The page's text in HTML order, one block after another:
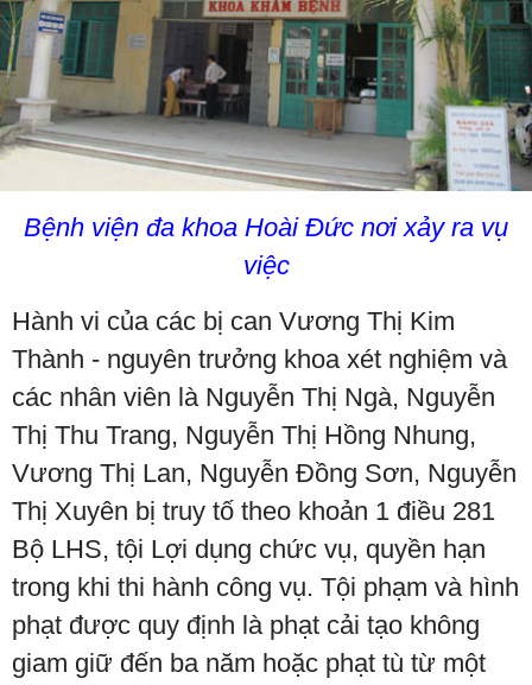
Bệnh viện đa khoa Hoài Đức nơi xảy ra vụ
việc
Hành vi của các bị can Vương Thị Kim
Thành - nguyên trưởng khoa xét nghiệm và
các nhân viên là Nguyễn Thị Ngà, Nguyễn
Thị Thu Trang, Nguyễn Thị Hồng Nhung,
Vương Thị Lan, Nguyễn Đồng Sơn, Nguyễn
Thị Xuyên bị truy tố theo khoản 1 điều 281
Bộ LHS, tội Lợi dụng chức vụ, quyền hạn
trong khi thi hành công vụ. Tội phạm và hình
phạt được quy định là phạt cải tạo không
giam giữ đến ba năm hoặc phạt tù từ một